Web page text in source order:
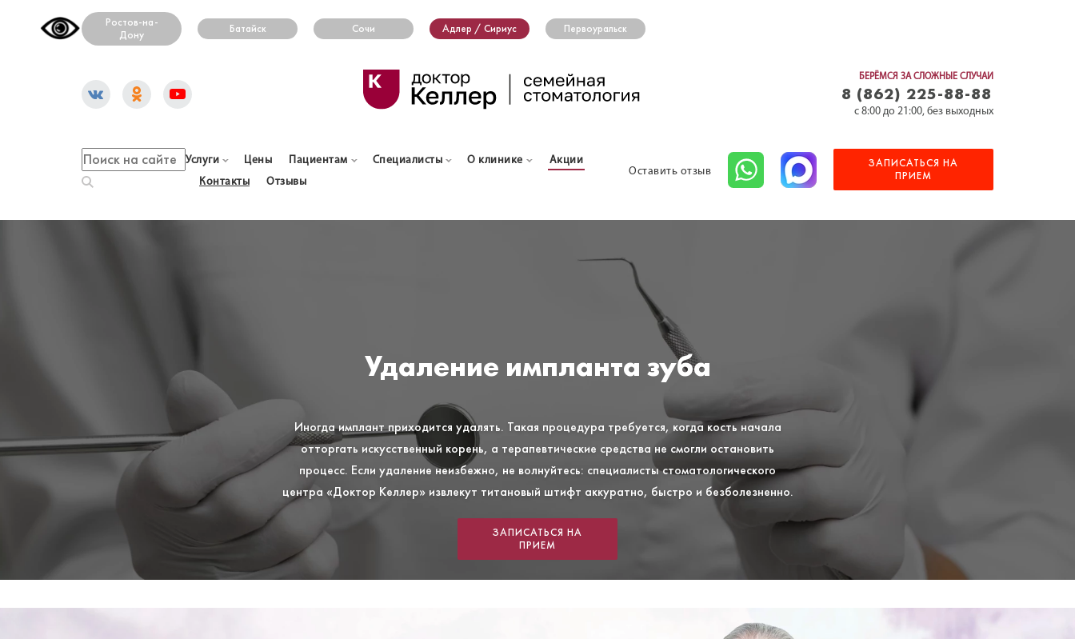
Ростов-на-
Дону
Батайск Сочи Адлер / Сириус Первоуральск
БЕРЁМСЯ ЗА СЛОЖНЫЕ СЛУЧАИ
8 (862) 225-88-88⁣⁣
c 8:00 до 21:00, без выходных
Услуги Цены Пациентам Специалисты О клинике
Акции
Контакты
Отзывы
Оставить отзыв
ЗАПИСАТЬСЯ НА
ПРИЕМ
Удаление импланта зуба
Иногда имплант приходится удалять. Такая процедура требуется, когда кость начала
отторгать искусственный корень, а терапевтические средства не смогли остановить
процесс. Если удаление неизбежно, не волнуйтесь: специалисты стоматологического
центра «Доктор Келлер» извлекут титановый штифт аккуратно, быстро и безболезненно.
ЗАПИСАТЬСЯ НА
ПРИЕМ